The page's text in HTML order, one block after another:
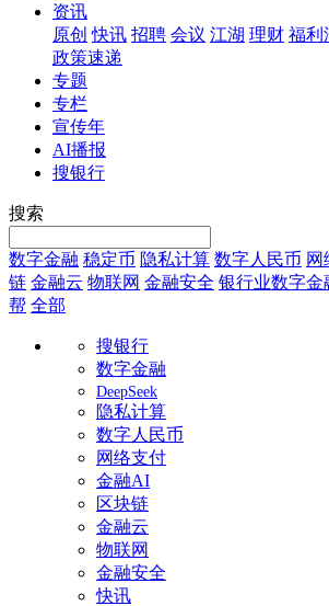
资讯
原创 快讯 招聘 会议 江湖 理财 福利
政策速递
专题
专栏
宣传年
AI播报
搜银行
搜索
数字金融 稳定币 隐私计算 数字人民币 网
链 金融云 物联网 金融安全 银行业数字金
帮 全部
搜银行
数字金融
DeepSeek
隐私计算
数字人民币
网络支付
金融AI
区块链
金融云
物联网
金融安全
快讯